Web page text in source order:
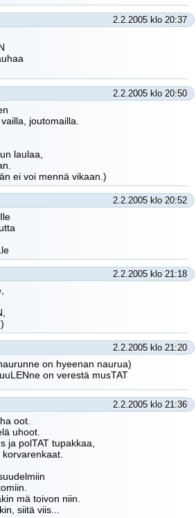
2.2.2005 klo 20:37
2.2.2005 klo 20:50
joutomailla.
laulaa,
ei voi mennä vikaan.)
2.2.2005 klo 20:52
2.2.2005 klo 21:18
2.2.2005 klo 21:20
on hyeenan naurua)
on verestä musTAT
2.2.2005 klo 21:36
oot.
uhoot.
ja polTAT tupakkaa,
mä toivon niin.
siitä viis...